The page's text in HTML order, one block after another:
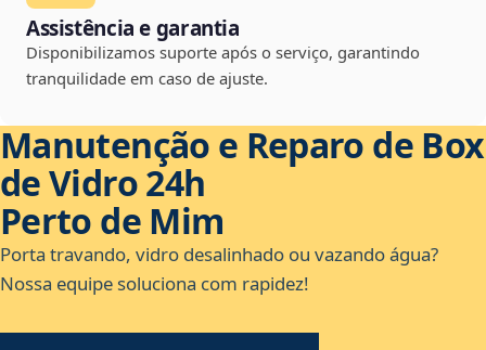
Assistência e garantia
Disponibilizamos suporte após o serviço, garantindo
tranquilidade em caso de ajuste.
Manutenção e Reparo de Box
de Vidro 24h
Perto de Mim
Porta travando, vidro desalinhado ou vazando água?
Nossa equipe soluciona com rapidez!